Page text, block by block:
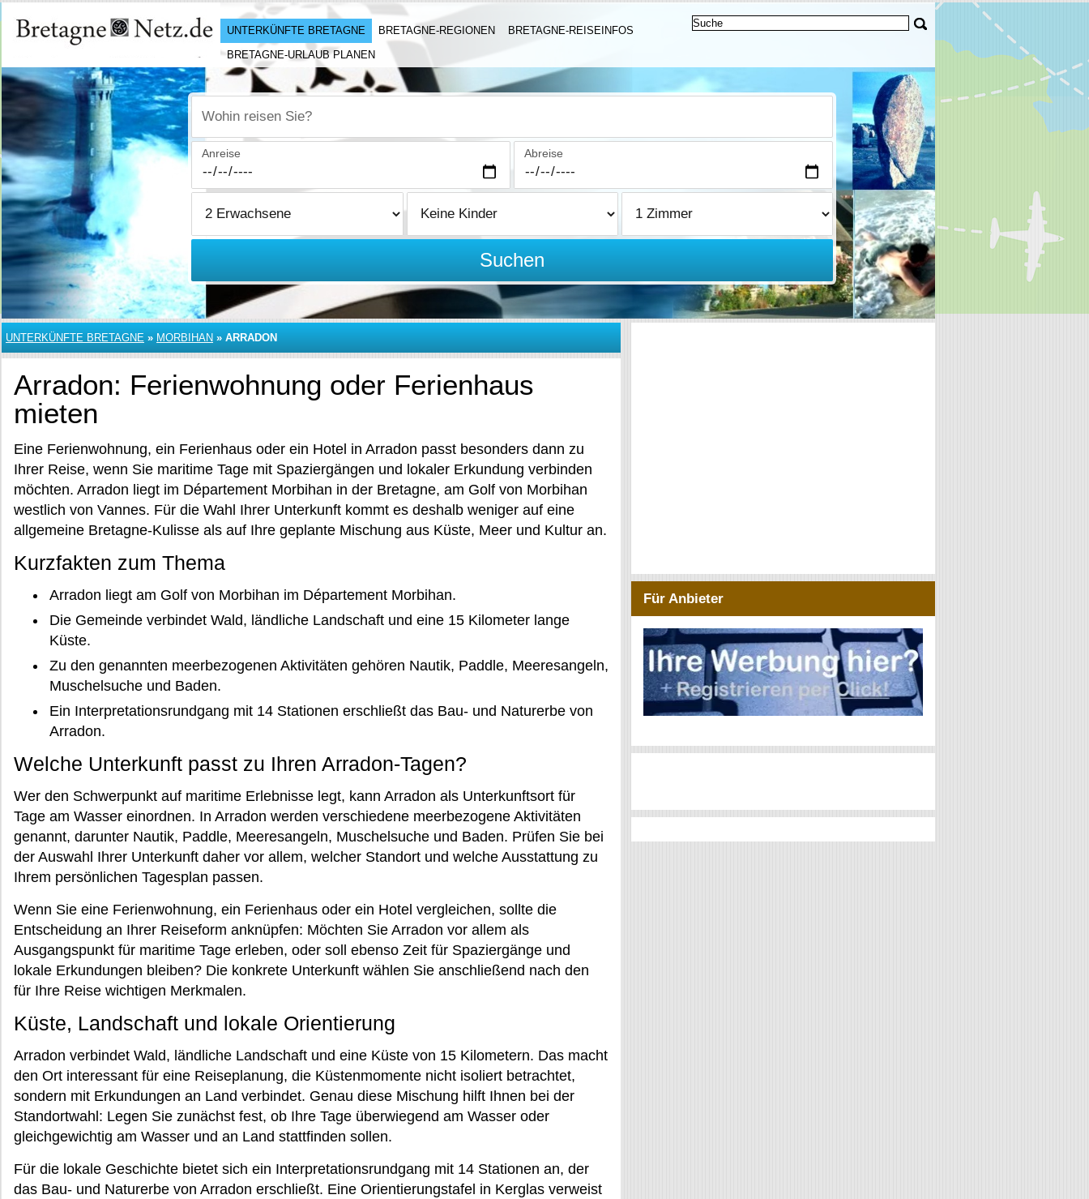
UNTERKÜNFTE BRETAGNE BRETAGNE-REGIONEN
BRETAGNE-REISEINFOS
BRETAGNE-URLAUB PLANEN
Wohin reisen Sie?
Anreise Abreise
Suchen
UNTERKÜNFTE BRETAGNE » MORBIHAN » ARRADON
Arradon: Ferienwohnung oder Ferienhaus
mieten
Eine Ferienwohnung, ein Ferienhaus oder ein Hotel in Arradon passt besonders dann zu
Ihrer Reise, wenn Sie maritime Tage mit Spaziergängen und lokaler Erkundung verbinden
möchten. Arradon liegt im Département Morbihan in der Bretagne, am Golf von Morbihan
westlich von Vannes. Für die Wahl Ihrer Unterkunft kommt es deshalb weniger auf eine
allgemeine Bretagne-Kulisse als auf Ihre geplante Mischung aus Küste, Meer und Kultur an.
Kurzfakten zum Thema
Arradon liegt am Golf von Morbihan im Département Morbihan.
Die Gemeinde verbindet Wald, ländliche Landschaft und eine 15 Kilometer lange
Küste.
Zu den genannten meerbezogenen Aktivitäten gehören Nautik, Paddle, Meeresangeln,
Muschelsuche und Baden.
Ein Interpretationsrundgang mit 14 Stationen erschließt das Bau- und Naturerbe von
Arradon.
Welche Unterkunft passt zu Ihren Arradon-Tagen?
Wer den Schwerpunkt auf maritime Erlebnisse legt, kann Arradon als Unterkunftsort für
Tage am Wasser einordnen. In Arradon werden verschiedene meerbezogene Aktivitäten
genannt, darunter Nautik, Paddle, Meeresangeln, Muschelsuche und Baden. Prüfen Sie bei
der Auswahl Ihrer Unterkunft daher vor allem, welcher Standort und welche Ausstattung zu
Ihrem persönlichen Tagesplan passen.
Wenn Sie eine Ferienwohnung, ein Ferienhaus oder ein Hotel vergleichen, sollte die
Entscheidung an Ihrer Reiseform anknüpfen: Möchten Sie Arradon vor allem als
Ausgangspunkt für maritime Tage erleben, oder soll ebenso Zeit für Spaziergänge und
lokale Erkundungen bleiben? Die konkrete Unterkunft wählen Sie anschließend nach den
für Ihre Reise wichtigen Merkmalen.
Küste, Landschaft und lokale Orientierung
Arradon verbindet Wald, ländliche Landschaft und eine Küste von 15 Kilometern. Das macht
den Ort interessant für eine Reiseplanung, die Küstenmomente nicht isoliert betrachtet,
sondern mit Erkundungen an Land verbindet. Genau diese Mischung hilft Ihnen bei der
Standortwahl: Legen Sie zunächst fest, ob Ihre Tage überwiegend am Wasser oder
gleichgewichtig am Wasser und an Land stattfinden sollen.
Für die lokale Geschichte bietet sich ein Interpretationsrundgang mit 14 Stationen an, der
das Bau- und Naturerbe von Arradon erschließt. Eine Orientierungstafel in Kerglas verweist
Für Anbieter